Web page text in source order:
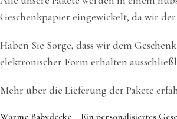
Geschenkpapier eingewickelt, da wir
Haben Sie Sorge, dass wir dem
elektronischer Form erhalten
Mehr über die Lieferung der Pakete
Warme Babydecke – Ein personalisiertes